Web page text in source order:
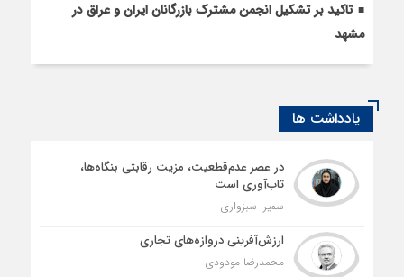
تاکید بر تشکیل انجمن مشترک بازرگانان ایران و عراق در
مشهد
یادداشت ها
در عصر عدم‌قطعیت، مزیت رقابتی بنگاه‌ها،
تاب‌آوری است
سمیرا سبزواری
ارزش‌آفرینی دروازه‌های تجاری
محمدرضا مودودی